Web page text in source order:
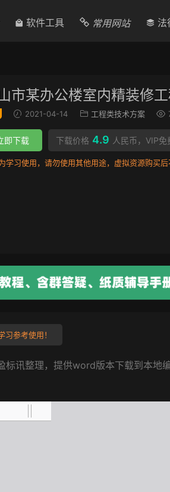
软件工具 常用网站 法
市某办公楼室内精装修
2021-04-14 工程类技术方案
下载价格 4.9 人民币，VIP免
即下载
学习使用，请勿使用其他用途，虚拟资源购买后
参考使用！
讯整理，提供word版本下载到本地